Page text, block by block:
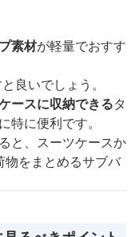
素材が軽量でおすす
良いでしょう。
ースに収納できるタ
特に便利です。
と、スーツケースか
物をまとめるサブバ